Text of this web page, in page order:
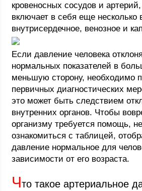
кровеносных сосудов и
включает в себя еще несколько
внутрисердечное, венозное и
Если давление человека
нормальных показателей в
меньшую сторону, необходимо
первичных диагностических
это может быть следствием
внутренних органов. Чтобы
организму требуется помощь,
ознакомиться с таблицей,
давление нормальное для
зависимости от его возраста.
Что такое артериальное